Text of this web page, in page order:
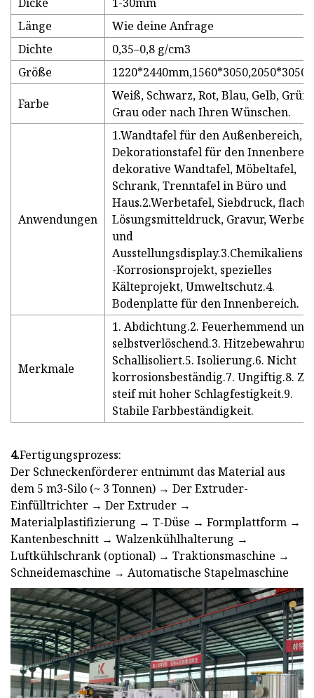
Dicke
1-30mm
Länge
Wie deine Anfrage
Dichte
0,35–0,8 g/cm3
Größe
Farbe
Weiß, Schwarz, Rot, Blau, Gelb, Grün,
Grau oder nach Ihren Wünschen.
Anwendungen
1.Wandtafel für den Außenbereich,
Dekorationstafel für den
dekorative Wandtafel, Möbeltafel,
Schrank, Trenntafel in Büro und
Haus.2.Werbetafel, Siebdruck,
Lösungsmitteldruck, Gravur,
und
-Korrosionsprojekt, spezielles
Kälteprojekt, Umweltschutz.4.
Bodenplatte für den Innenbereich.
Merkmale
1. Abdichtung.2. Feuerhemmend und
selbstverlöschend.3.
Schallisoliert.5. Isolierung.6. Nicht
korrosionsbeständig.7. Ungiftig.8.
steif mit hoher Schlagfestigkeit.9.
Stabile Farbbeständigkeit.
4.Fertigungsprozess:
Der Schneckenförderer entnimmt das Material aus
dem 5 m3-Silo (~ 3 Tonnen) → Der Extruder-
Einfülltrichter → Der Extruder →
Materialplastifizierung → T-Düse → Formplattform →
Kantenbeschnitt → Walzenkühlhalterung →
Luftkühlschrank (optional) → Traktionsmaschine →
Schneidemaschine → Automatische Stapelmaschine